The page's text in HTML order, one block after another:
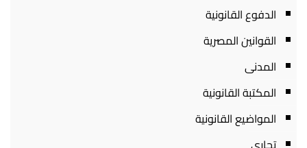
الدفوع القانونية
القوانين المصرية
المدنى
المكتبة القانونية
المواضيع القانونية